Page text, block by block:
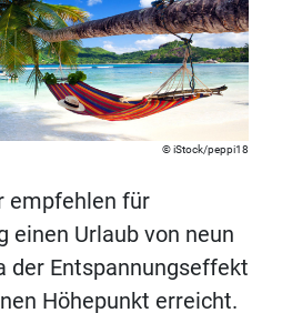
iStock/peppi18
empfehlen für
einen Urlaub von neun
der Entspannungseffekt
Höhepunkt erreicht.